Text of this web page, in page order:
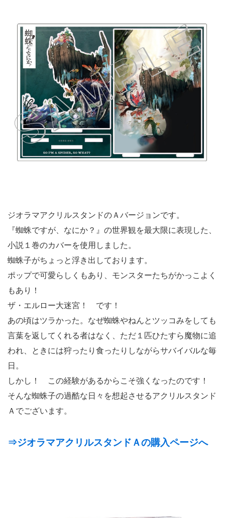
ジオラマアクリルスタンドのＡバージョンです。
『蜘蛛ですが、なにか？』の世界観を最大限に表現した、
小説１巻のカバーを使用しました。
蜘蛛子がちょっと浮き出しております。
ポップで可愛らしくもあり、モンスターたちがかっこよく
もあり！
ザ・エルロー大迷宮！ です！
あの頃はツラかった。なぜ蜘蛛やねんとツッコみをしても
言葉を返してくれる者はなく、ただ１匹ひたすら魔物に追
われ、ときには狩ったり食ったりしながらサバイバルな毎
日。
しかし！ この経験があるからこそ強くなったのです！
そんな蜘蛛子の過酷な日々を想起させるアクリルスタンド
Ａでございます。
⇒ジオラマアクリルスタンドＡの購入ページへ